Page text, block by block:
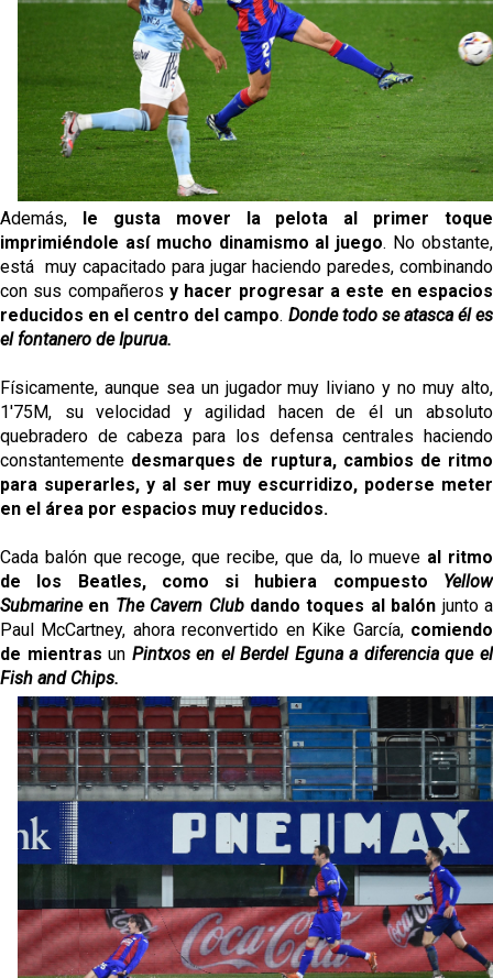
Además, le gusta mover la pelota al primer toque
imprimiéndole así mucho dinamismo al juego. No obstante,
está muy capacitado para jugar haciendo paredes, combinando
con sus compañeros y hacer progresar a este en espacios
reducidos en el centro del campo. Donde todo se atasca él es
el fontanero de Ipurua.
Físicamente, aunque sea un jugador muy liviano y no muy alto,
1'75M, su velocidad y agilidad hacen de él un absoluto
quebradero de cabeza para los defensa centrales haciendo
constantemente desmarques de ruptura, cambios de ritmo
para superarles, y al ser muy escurridizo, poderse meter
en el área por espacios muy reducidos.
Cada balón que recoge, que recibe, que da, lo mueve al ritmo
de los Beatles, como si hubiera compuesto Yellow
Submarineen The Cavern Clubdando toques al balón junto a
Paul McCartney, ahora reconvertido en Kike García, comiendo
de mientras un Pintxos en el Berdel Eguna a diferencia que el
Fish and Chips.